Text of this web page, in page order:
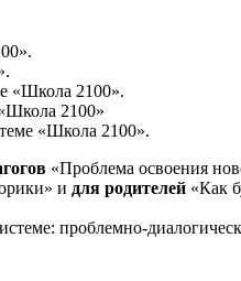
«Школа 2100».
2100»
«Школа 2100».
«Проблема освоения
и для родителей «Как
проблемно-